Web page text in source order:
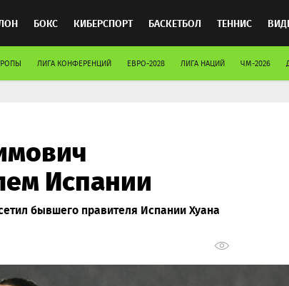
БОКС КИБЕРСПОРТ БАСКЕТБОЛ ТЕННИС
ЛИГА КОНФЕРЕНЦИЙ ЕВРО-2028 ЛИГА НАЦИЙ ЧМ-2026
Испании
бывшего правителя Испании Хуана